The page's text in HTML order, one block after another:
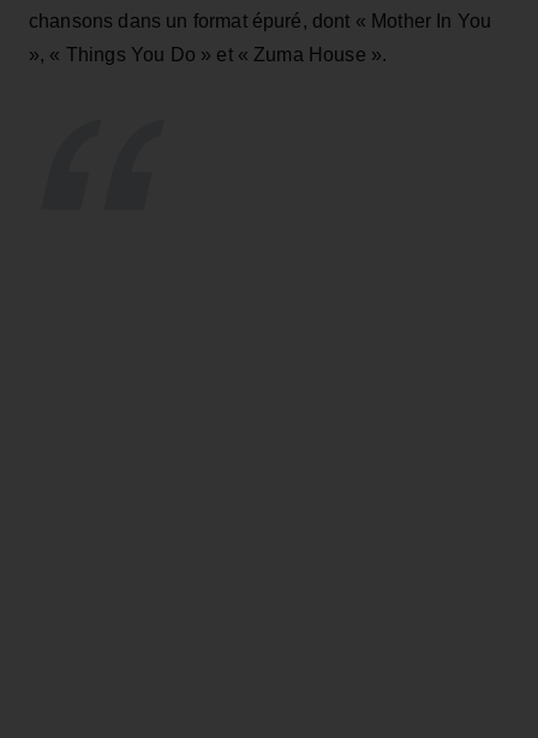
chansons dans un format épuré, dont « Mother In You
», « Things You Do » et « Zuma House ».